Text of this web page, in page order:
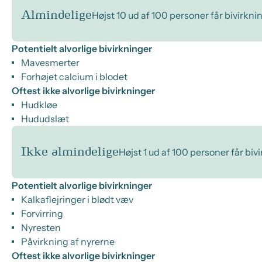
AlmindeligeHøjst 10 ud af 100 personer får
Potentielt alvorlige bivirkninger
Mavesmerter
Forhøjet calcium i blodet
Oftest ikke alvorlige bivirkninger
Hudkløe
Hududslæt
Ikke almindeligeHøjst 1 ud af 100 personer får
Potentielt alvorlige bivirkninger
Kalkaflejringer i blødt væv
Forvirring
Nyresten
Påvirkning af nyrerne
Oftest ikke alvorlige bivirkninger